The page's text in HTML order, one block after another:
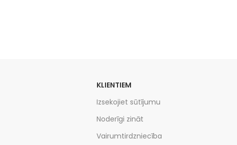
KLIENTIEM
Izsekojiet sūtījumu
Noderīgi zināt
Vairumtirdzniecība